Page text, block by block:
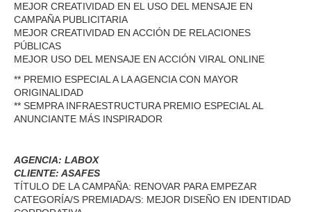
MEJOR CREATIVIDAD EN EL USO DEL MENSAJE EN
CAMPAÑA PUBLICITARIA
MEJOR CREATIVIDAD EN ACCIÓN DE RELACIONES
PÚBLICAS
MEJOR USO DEL MENSAJE EN ACCIÓN VIRAL ONLINE
** PREMIO ESPECIAL A LA AGENCIA CON MAYOR
ORIGINALIDAD
** SEMPRA INFRAESTRUCTURA PREMIO ESPECIAL AL
ANUNCIANTE MÁS INSPIRADOR
AGENCIA: LABOX
CLIENTE: ASAFES
TÍTULO DE LA CAMPAÑA: RENOVAR PARA EMPEZAR
CATEGORÍA/S PREMIADA/S: MEJOR DISEÑO EN IDENTIDAD